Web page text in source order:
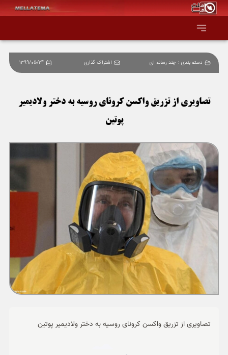
صفحه اصلی
همه عناوین
اقتصاد
سیاست و جهان
جامعه و فرهنگ
دانش و فناوری
ورزشی
حوادث
دسته بندی : چند رسانه ای اشتراک گذاری 1399/05/24
تصاویری از تزریق واکسن کرونای روسیه به دختر ولادیمیر
پوتین
تصاویری از تزریق واکسن کرونای روسیه به دختر ولادیمیر پوتین